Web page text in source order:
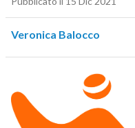
Veronica Balocco